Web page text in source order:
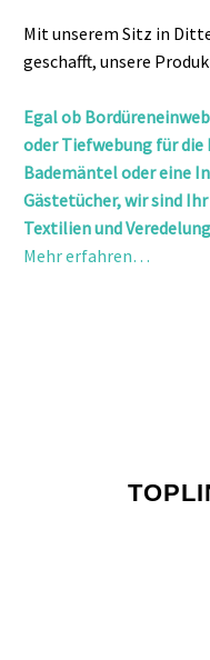
Mit unserem Sitz in
geschafft, unsere
Egal ob
oder Tiefwebung für
Bademäntel oder eine
Gästetücher, wir sind
Textilien und
Mehr erfahren…